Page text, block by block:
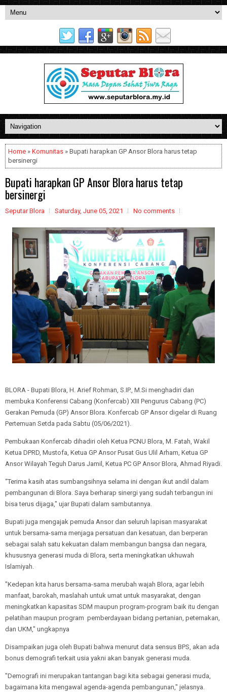
Home » Komunitas » Bupati harapkan GP Ansor Blora harus tetap
bersinergi
Bupati harapkan GP Ansor Blora harus tetap
bersinergi
Seputar Blora Saturday, June 05, 2021 No comments
BLORA - Bupati Blora, H. Arief Rohman, S.IP., M.Si menghadiri dan
membuka Konferensi Cabang (Konfercab) XIII Pengurus Cabang (PC)
Gerakan Pemuda (GP) Ansor Blora. Konfercab GP Ansor digelar di Ruang
Pertemuan Setda pada Sabtu (05/06/2021).
Pembukaan Konfercab dihadiri oleh Ketua PCNU Blora, M. Fatah, Wakil
Ketua DPRD, Mustofa, Ketua GP Ansor Pusat Gus Ulil Arham, Ketua GP
Ansor Wilayah Teguh Darus Jamil, Ketua PC GP Ansor Blora, Ahmad Riyadi.
“Terima kasih atas sumbangsihnya selama ini dengan ikut andil dalam
pembangunan di Blora. Saya berharap sinergi yang sudah terbangun ini
bisa terus dijaga," ujar Bupati dalam sambutannya.
Bupati juga mengajak pemuda Ansor dan seluruh lapisan masyarakat
untuk bersama-sama menjaga persatuan dan kesatuan, dan berperan
sebagai salah satu kekuatan dalam membangun bangsa dan negara,
khususnya generasi muda di Blora, serta meningkatkan ukhuwah
Islamiyah.
"Kedepan kita harus bersama-sama merubah wajah Blora, agar lebih
manfaat, barokah, maslahah untuk umat untuk masyarakat, dengan
meningkatkan kapasitas SDM maupun program-program baik itu dengan
pelatihan maupun program pemberdayaan bidang pertanian, peternakan,
dan UKM," ungkapnya
Disampaikan juga oleh Bupati bahwa menurut data sensus BPS, akan ada
bonus demografi terkait usia yakni akan banyak generasi muda.
"Demografi ini merupakan tantangan bagi kita sebagai generasi muda,
bagaimana kita mengawal agenda-agenda pembangunan," jelasnya.